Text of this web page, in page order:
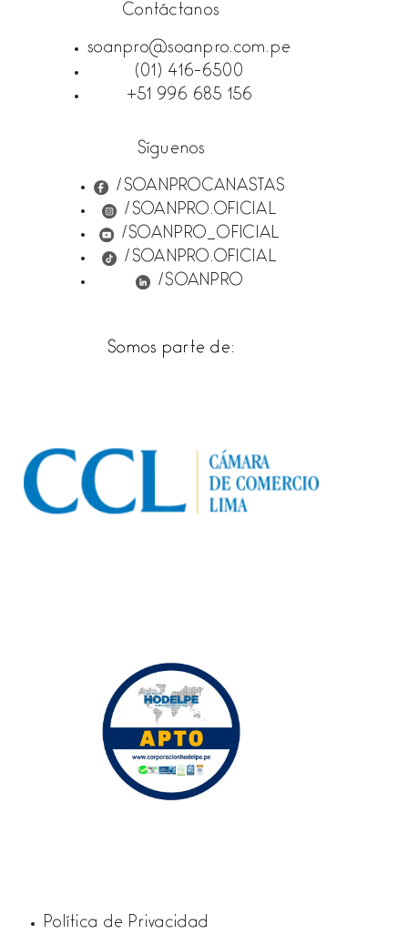
Contáctanos
soanpro@soanpro.com.pe
(01) 416-6500
+51 996 685 156
Síguenos
/SOANPROCANASTAS
/SOANPRO.OFICIAL
/SOANPRO_OFICIAL
/SOANPRO.OFICIAL
/SOANPRO
Somos parte de:
Política de Privacidad